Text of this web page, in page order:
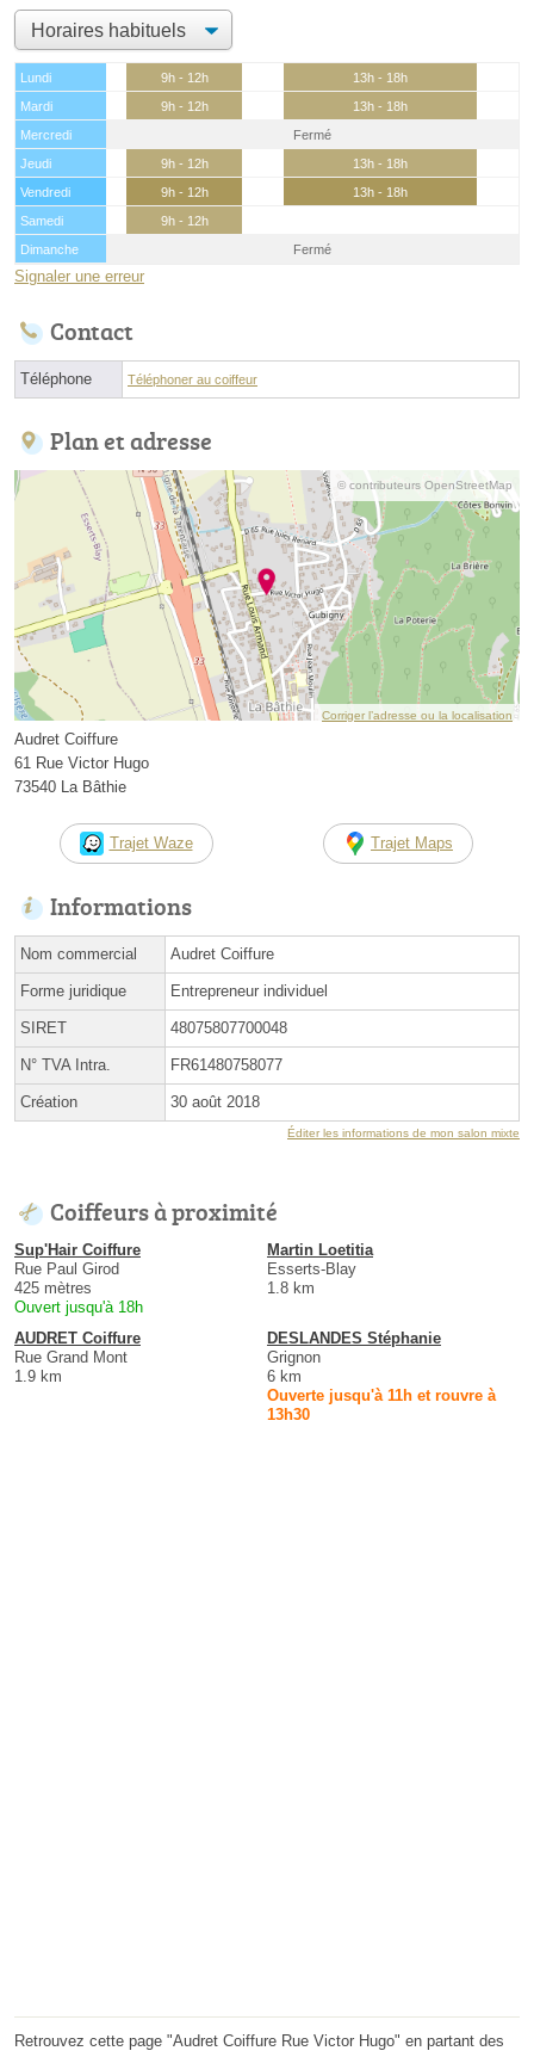
Lundi 9h - 12h
13h - 18h
Mardi
9h - 12h
13h - 18h
Mercredi
Fermé
Jeudi
9h - 12h
13h - 18h
Vendredi
9h - 12h
13h - 18h
Samedi
9h - 12h
Dimanche
Fermé
Signaler une erreur
Contact
Téléphone Téléphoner au coiffeur
Plan et adresse
© contributeurs OpenStreetMap
Corriger l’adresse ou la localisation
Audret Coiffure
61 Rue Victor Hugo
73540 La Bâthie
Trajet Waze Trajet Maps
Informations
Nom commercial Audret Coiffure
Forme juridique Entrepreneur individuel
SIRET 48075807700048
N° TVA Intra. FR61480758077
Création 30 août 2018
Éditer les informations de mon salon mixte
Coiffeurs à proximité
Sup'Hair Coiffure
Rue Paul Girod
425 mètres
Ouvert jusqu'à 18h
Martin Loetitia
Esserts-Blay
1.8 km
AUDRET Coiffure
Rue Grand Mont
1.9 km
DESLANDES Stéphanie
Grignon
6 km
Ouverte jusqu'à 11h et rouvre à
13h30
Retrouvez cette page "Audret Coiffure Rue Victor Hugo" en partant des